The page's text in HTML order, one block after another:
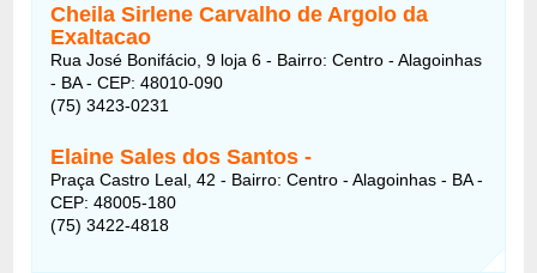
Cheila Sirlene Carvalho de Argolo da
Exaltacao
Rua José Bonifácio, 9 loja 6 - Bairro: Centro - Alagoinhas
- BA - CEP: 48010-090
(75) 3423-0231
Elaine Sales dos Santos -
Praça Castro Leal, 42 - Bairro: Centro - Alagoinhas - BA -
CEP: 48005-180
(75) 3422-4818